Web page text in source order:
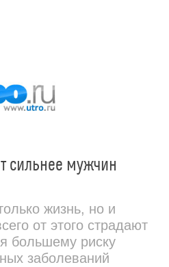
сильнее мужчин
жизнь, но и
от этого страдают
большему риску
заболеваний